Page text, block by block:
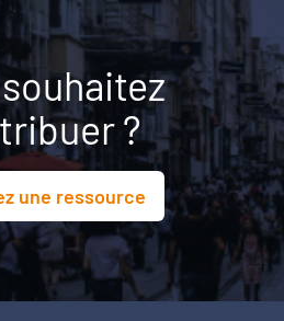
?
une ressource